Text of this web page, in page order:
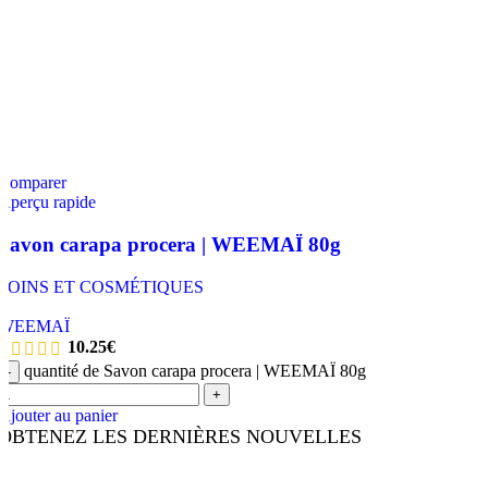
rapide
carapa procera | WEEMAÏ 80g
ET COSMÉTIQUES
10.25€
- quantité de Savon carapa procera | WEEMAÏ 80g
+
au panier
LES DERNIÈRES NOUVELLES